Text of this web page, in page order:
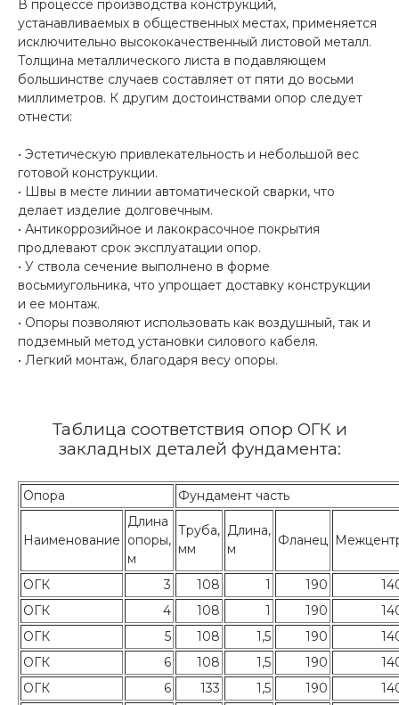
В процессе производства конструкций,
устанавливаемых в общественных местах, применяется
исключительно высококачественный листовой металл.
Толщина металлического листа в подавляющем
большинстве случаев составляет от пяти до восьми
миллиметров. К другим достоинствами опор следует
отнести:
• Эстетическую привлекательность и небольшой вес
готовой конструкции.
• Швы в месте линии автоматической сварки, что
делает изделие долговечным.
• Антикоррозийное и лакокрасочное покрытия
продлевают срок эксплуатации опор.
• У ствола сечение выполнено в форме
восьмиугольника, что упрощает доставку конструкции
и ее монтаж.
• Опоры позволяют использовать как воздушный, так и
подземный метод установки силового кабеля.
• Легкий монтаж, благодаря весу опоры.
Таблица соответствия опор ОГК и
закладных деталей фундамента:
Опора Фундамент часть
Наименование
Длина
опоры,
м
Труба,
мм
Длина,
м
Фланец
ОГК 3 108 1 190
ОГК
4 108 1 190
ОГК
5 108 1,5 190
ОГК
6 108 1,5 190
ОГК
6 133 1,5 190